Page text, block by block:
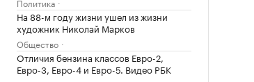
На 88-м году жизни ушел из жизни
художник Николай Марков
Общество
Отличия бензина классов Евро-2,
Евро-3, Евро-4 и Евро-5. Видео РБК